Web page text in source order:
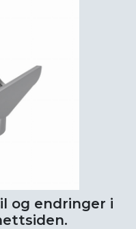
og endringer i